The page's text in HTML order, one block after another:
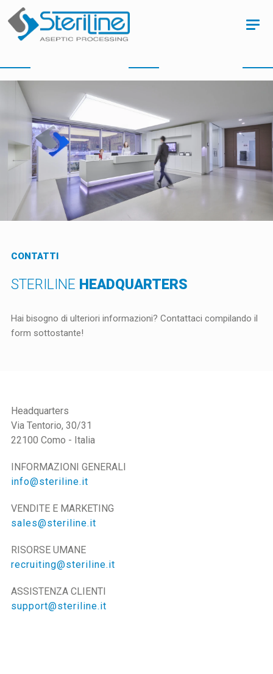
CONTATTI
STERILINE HEADQUARTERS
Hai bisogno di ulteriori informazioni? Contattaci compilando il
form sottostante!
Headquarters
Via Tentorio, 30/31
22100 Como - Italia
INFORMAZIONI GENERALI
info@steriline.it
VENDITE E MARKETING
sales@steriline.it
RISORSE UMANE
recruiting@steriline.it
ASSISTENZA CLIENTI
support@steriline.it